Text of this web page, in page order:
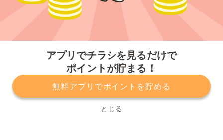
アプリでチラシを見るだけで
ポイントが貯まる！
無料アプリでポイントを貯める
とじる
プライバシーポリシー 利用規約
運営会社
サービスに関してのお問い合わせ